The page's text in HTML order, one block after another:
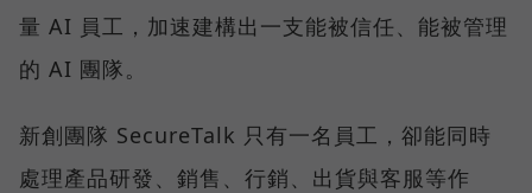
量 AI 員工，加速建構出一支能被信任、能被管理
的 AI 團隊。
新創團隊 SecureTalk 只有一名員工，卻能同時
處理產品研發、銷售、行銷、出貨與客服等作